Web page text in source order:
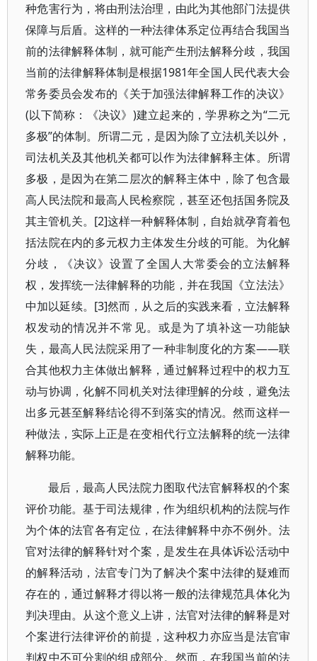
种危害行为，将由刑法治理，由此为其他部门法提供
保障与后盾。这样的一种法律体系定位再结合我国当
前的法律解释体制，就可能产生刑法解释分歧，我国
当前的法律解释体制是根据1981年全国人民代表大会
常务委员会发布的《关于加强法律解释工作的决议》
(以下简称：《决议》)建立起来的，学界称之为“二元
多极”的体制。所谓二元，是因为除了立法机关以外，
司法机关及其他机关都可以作为法律解释主体。所谓
多极，是因为在第二层次的解释主体中，除了包含最
高人民法院和最高人民检察院，甚至还包括国务院及
其主管机关。[2]这样一种解释体制，自始就孕育着包
括法院在内的多元权力主体发生分歧的可能。为化解
分歧，《决议》设置了全国人大常委会的立法解释
权，发挥统一法律解释的功能，并在我国《立法法》
中加以延续。[3]然而，从之后的实践来看，立法解释
权发动的情况并不常见。或是为了填补这一功能缺
失，最高人民法院采用了一种非制度化的方案——联
合其他权力主体做出解释，通过解释过程中的权力互
动与协调，化解不同机关对法律理解的分歧，避免法
出多元甚至解释结论得不到落实的情况。然而这样一
种做法，实际上正是在变相代行立法解释的统一法律
解释功能。
最后，最高人民法院力图取代法官解释权的个案
评价功能。基于司法规律，作为组织机构的法院与作
为个体的法官各有定位，在法律解释中亦不例外。法
官对法律的解释针对个案，是发生在具体诉讼活动中
的解释活动，法官专门为了解决个案中法律的疑难而
存在的，通过解释才得以将一般的法律规范具体化为
判决理由。从这个意义上讲，法官对法律的解释是对
个案进行法律评价的前提，这种权力亦应当是法官审
判权中不可分割的组成部分。然而，在我国当前的法